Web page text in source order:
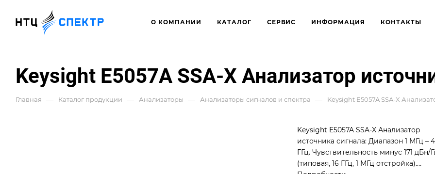
О КОМПАНИИ КАТАЛОГ СЕРВИС ИНФОРМАЦИЯ КОНТАКТЫ
Keysight E5057A SSA-X Анализатор
Главная — Каталог продукции — Анализаторы — Анализаторы сигналов и спектра — Keysight E5057A SSA-X
Keysight E5057A SSA-X Анализатор
источника сигнала: Диапазон 1 МГц –
ГГц. Чувствительность минус 171 дБн/
(типовая, 16 ГГц, 1 МГц отстройка).